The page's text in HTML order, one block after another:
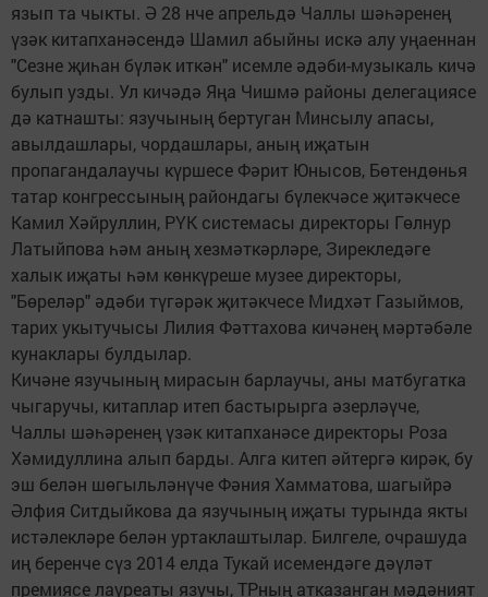
язып та чыкты. Ә 28 нче апрельдә Чаллы шәһәренең
үзәк китапханәсендә Шамил абыйны искә алу уңаеннан
"Сезне җиһан бүләк иткән" исемле әдәби-музыкаль кичә
булып узды. Ул кичәдә Яңа Чишмә районы делегациясе
дә катнашты: язучының бертуган Минсылу апасы,
авылдашлары, чордашлары, аның иҗатын
пропагандалаучы күршесе Фәрит Юнысов, Бөтендөнья
татар конгрессының райондагы бүлекчәсе җитәкчесе
Камил Хәйруллин, РҮК системасы директоры Гөлнур
Латыйпова һәм аның хезмәткәрләре, Зирекледәге
халык иҗаты һәм көнкүреше музее директоры,
"Бөреләр" әдәби түгәрәк җитәкчесе Мидхәт Газыймов,
тарих укытучысы Лилия Фәттахова кичәнең мәртәбәле
кунаклары булдылар.
Кичәне язучының мирасын барлаучы, аны матбугатка
чыгаручы, китаплар итеп бастырырга әзерләүче,
Чаллы шәһәренең үзәк китапханәсе директоры Роза
Хәмидуллина алып барды. Алга китеп әйтергә кирәк, бу
эш белән шөгыльләнүче Фәния Хамматова, шагыйрә
Әлфия Ситдыйкова да язучының иҗаты турында якты
истәлекләре белән уртаклаштылар. Билгеле, очрашуда
иң беренче сүз 2014 елда Тукай исемендәге дәүләт
премиясе лауреаты язучы, ТРның атказанган мәдәният